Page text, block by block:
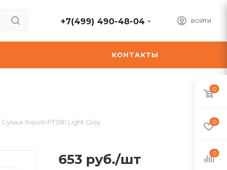
ВОЙТИ
+7(499) 490-48-04
КОНТАКТЫ
Сумка Xiaom PT081 Light Gray
653 руб./шт
0
0
0